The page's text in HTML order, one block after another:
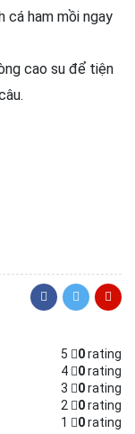
cá ham mồi ngay
cao su để tiện
5 0rating
4
0rating
3
0rating
2
0rating
1
0rating